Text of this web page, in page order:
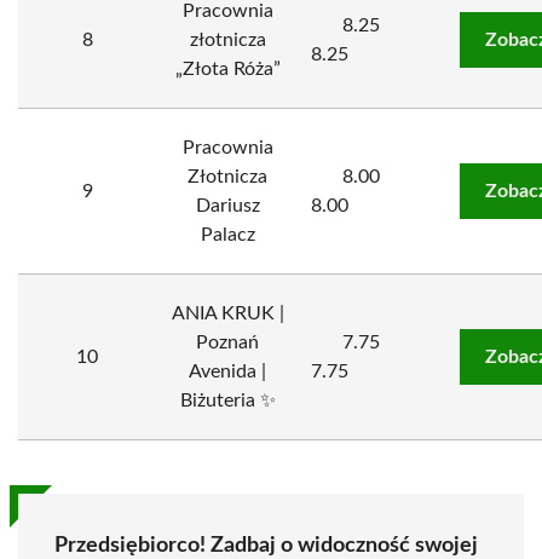
8
Pracownia
złotnicza
„Złota Róża”
8.25
8.25
9
Pracownia
Złotnicza
Dariusz
Palacz
8.00
8.00
10
ANIA KRUK |
Poznań
Avenida |
Biżuteria ✨
7.75
7.75
Przedsiębiorco! Zadbaj o widoczność swojej